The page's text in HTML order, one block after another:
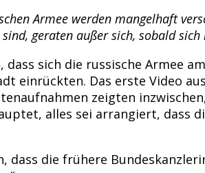
Armee werden mangelhaft
geraten außer sich, sobald
dass sich die russische Armee
einrückten. Das erste Video
zeigten
alles sei arrangiert, dass
dass die frühere